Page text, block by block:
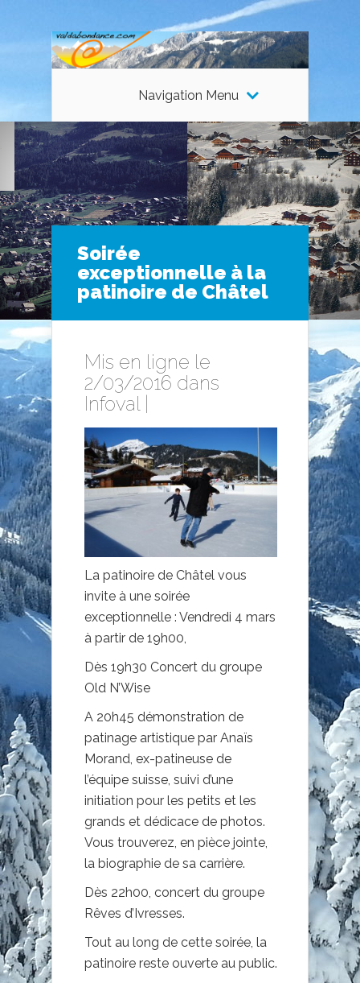
Navigation Menu
Soirée
exceptionnelle à la
patinoire de Châtel
Mis en ligne le
2/03/2016 dans
Infoval
La patinoire de Châtel vous
invite à une soirée
exceptionnelle : Vendredi 4 mars
à partir de 19h00,
Dès 19h30 Concert du groupe
Old N’Wise
A 20h45 démonstration de
patinage artistique par Anaïs
Morand, ex-patineuse de
l’équipe suisse, suivi d’une
initiation pour les petits et les
grands et dédicace de photos.
Vous trouverez, en pièce jointe,
la biographie de sa carrière.
Dès 22h00, concert du groupe
Rêves d’Ivresses.
Tout au long de cette soirée, la
patinoire reste ouverte au public.